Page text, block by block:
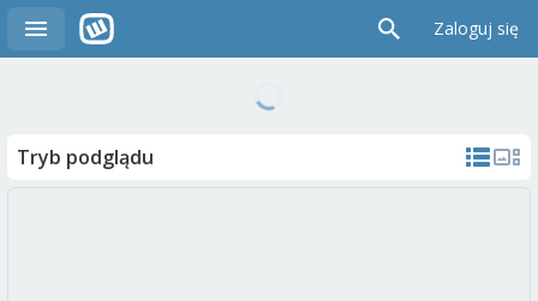
Zaloguj się
Tryb podglądu